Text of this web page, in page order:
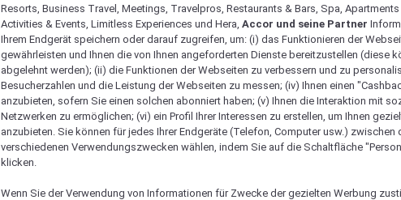
Resorts, Business Travel, Meetings, Travelpros, Restaurants & Bars, Spa, Apartments
Activities & Events, Limitless Experiences und Hera, Accor und seine Partner
Ihrem Endgerät speichern oder darauf zugreifen, um: (i) das Funktionieren der
gewährleisten und Ihnen die von Ihnen angeforderten Dienste bereitzustellen (diese
abgelehnt werden); (ii) die Funktionen der Webseiten zu verbessern und zu
Besucherzahlen und die Leistung der Webseiten zu messen; (iv) Ihnen einen
anzubieten, sofern Sie einen solchen abonniert haben; (v) Ihnen die Interaktion mit
Netzwerken zu ermöglichen; (vi) ein Profil Ihrer Interessen zu erstellen, um Ihnen
anzubieten. Sie können für jedes Ihrer Endgeräte (Telefon, Computer usw.) zwischen
verschiedenen Verwendungszwecken wählen, indem Sie auf die Schaltfläche
klicken.
Wenn Sie der Verwendung von Informationen für Zwecke der gezielten Werbung